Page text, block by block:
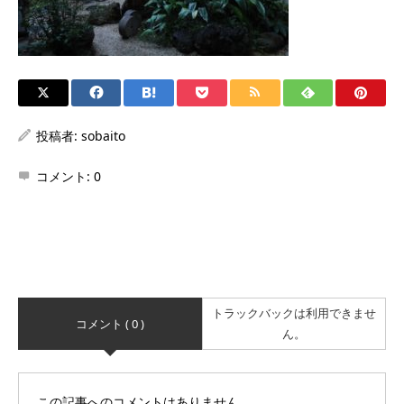
投稿者: sobaito
コメント: 0
コメント ( 0 )
トラックバックは利用できませ
ん。